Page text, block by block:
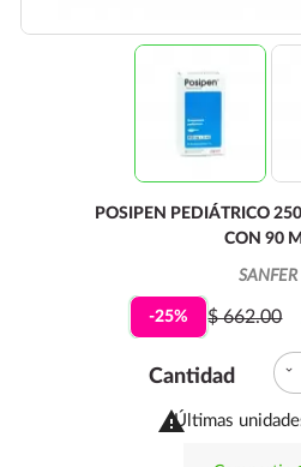
POSIPEN PEDIÁTRICO
CON 90
SANFER
-25% $ 662.00
Cantidad expand_more

Últimas